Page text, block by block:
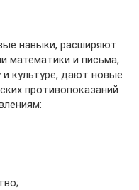
навыки, расширяют
математики и письма,
культуре, дают новые
противопоказаний